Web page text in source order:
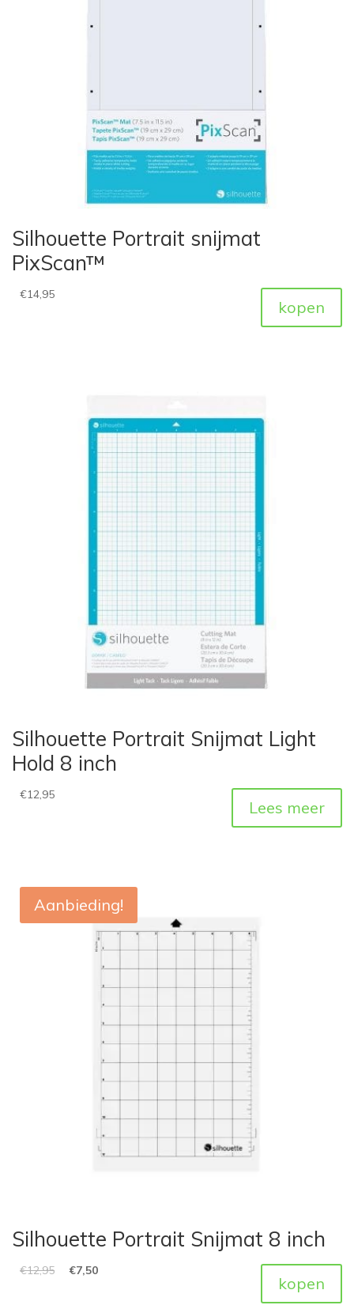
Silhouette Portrait snijmat
PixScan™
€14,95
kopen
Silhouette Portrait Snijmat Light
Hold 8 inch
€12,95
Lees meer
Aanbieding!
Silhouette Portrait Snijmat 8 inch
€12,95 €7,50
kopen